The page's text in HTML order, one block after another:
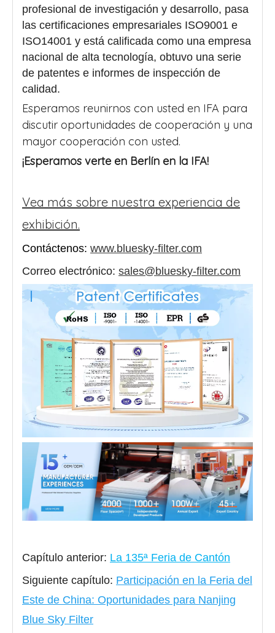
profesional de investigación y desarrollo, pasa
las certificaciones empresariales ISO9001 e
ISO14001 y está calificada como una empresa
nacional de alta tecnología, obtuvo una serie
de patentes e informes de inspección de
calidad.
Esperamos reunirnos con usted en IFA para
discutir oportunidades de cooperación y una
mayor cooperación con usted.
¡Esperamos verte en Berlín en la IFA!
Vea más sobre nuestra experiencia de
exhibición.
Contáctenos: www.bluesky-filter.com
Correo electrónico: sales@bluesky-filter.com
Capítulo anterior: La 135ª Feria de Cantón
Siguiente capítulo: Participación en la Feria del
Este de China: Oportunidades para Nanjing
Blue Sky Filter